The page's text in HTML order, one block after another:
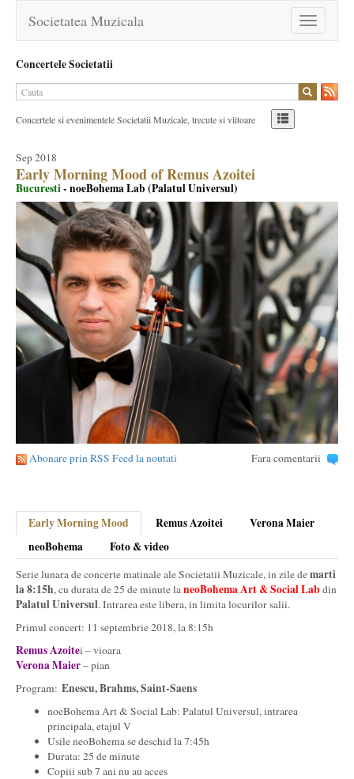
Toggle
navigation
Societatea Muzicala
Concertele Societatii
Concertele si evenimentele Societatii Muzicale, trecute si viitoare
Sep 2018
Early Morning Mood of Remus Azoitei
Bucuresti- noeBohema Lab (Palatul Universul)
Abonare prin RSS Feed la noutati Fara comentarii
Early Morning Mood Remus Azoitei
Verona Maier
neoBohema
Foto & video
Serie lunara de concerte matinale ale Societatii Muzicale, in zile demarti
la 8:15h, cu durata de 25 de minute laneoBohema Art & Social Lab din
Palatul Universul. Intrarea este libera, in limita locurilor salii.
Primul concert: 11 septembrie 2018, la 8:15h
Remus Azoitei – vioara
Verona Maier– pian
Program: Enescu, Brahms, Saint-Saens
noeBohema Art & Social Lab: Palatul Universul, intrarea
principala, etajul V
Usile neoBohema se deschid la 7:45h
Durata: 25 de minute
Copiii sub 7 ani nu au acces